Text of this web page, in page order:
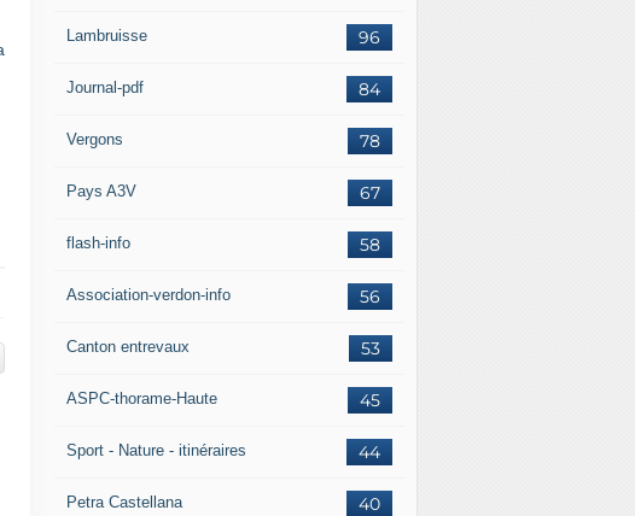
96
Lambruisse
84
Journal-pdf
78
Vergons
67
Pays A3V
58
flash-info
56
Association-verdon-info
53
Canton entrevaux
45
ASPC-thorame-Haute
44
Sport - Nature - itinéraires
40
Petra Castellana